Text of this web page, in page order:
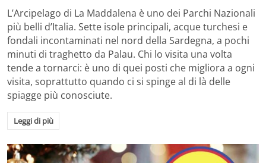
L’Arcipelago di La Maddalena è uno dei Parchi Nazionali
più belli d’Italia. Sette isole principali, acque turchesi e
fondali incontaminati nel nord della Sardegna, a pochi
minuti di traghetto da Palau. Chi lo visita una volta
tende a tornarci: è uno di quei posti che migliora a ogni
visita, soprattutto quando ci si spinge al di là delle
spiagge più conosciute.
Leggi di più